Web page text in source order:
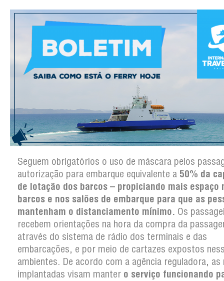
Seguem obrigatórios o uso de máscara pelos
autorização para embarque equivalente a 50% da
de lotação dos barcos – propiciando mais espaço
barcos e nos salões de embarque para que as
mantenham o distanciamento mínimo. Os
recebem orientações na hora da compra da
através do sistema de rádio dos terminais e das
embarcações, e por meio de cartazes expostos
ambientes. De acordo com a agência reguladora, as
implantadas visam manter o serviço funcionando